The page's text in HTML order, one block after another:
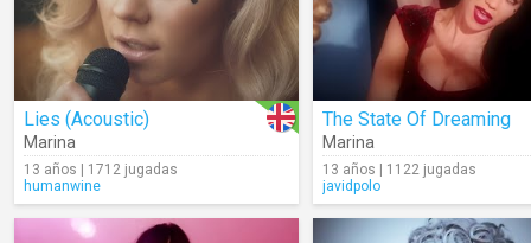
Lies (Acoustic)
Marina
13 años | 1712 jugadas
humanwine
The State Of Dreaming
Marina
13 años | 1122 jugadas
javidpolo